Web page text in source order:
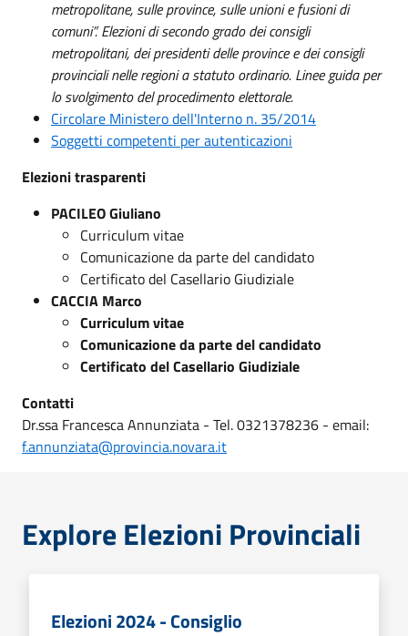
metropolitane, sulle province, sulle unioni e fusioni di
comuni”. Elezioni di secondo grado dei consigli
metropolitani, dei presidenti delle province e dei consigli
provinciali nelle regioni a statuto ordinario. Linee guida per
lo svolgimento del procedimento elettorale.
Circolare Ministero dell'Interno n. 35/2014
Soggetti competenti per autenticazioni
Elezioni trasparenti
PACILEO Giuliano
Curriculum vitae
Comunicazione da parte del candidato
Certificato del Casellario Giudiziale
CACCIA Marco
Curriculum vitae
Comunicazione da parte del candidato
Certificato del Casellario Giudiziale
Contatti
Dr.ssa Francesca Annunziata - Tel. 0321378236 - email:
f.annunziata@provincia.novara.it
Explore Elezioni Provinciali
Elezioni 2024 - Consiglio